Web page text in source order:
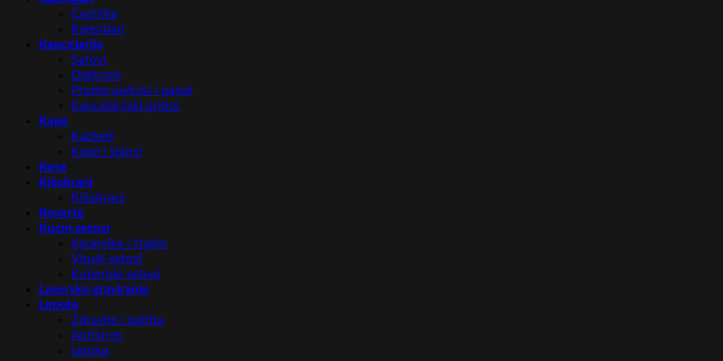
Čestitke
Kalendari
Kancelarija
Satovi
Digitroni
Promo pultovi i panoi
Kancelarijski pribor
Kape
Kačketi
Kape i šalovi
Kese
Kišobrani
Kišobrani
Koverte
Kućni setovi
Keramika i staklo
Vinski setovi
Kuhinjski setovi
Lasersko graviranje
Lepota
Zdravlje i zaštita
Antistres
Lepota